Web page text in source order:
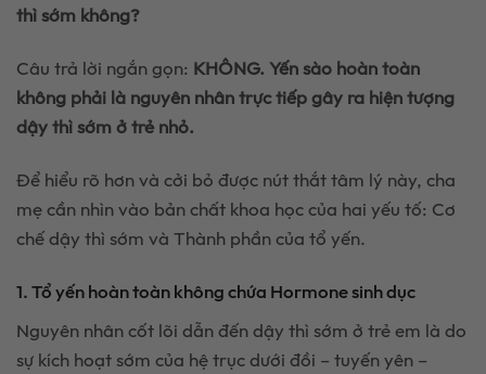
thì sớm không?
Câu trả lời ngắn gọn: KHÔNG. Yến sào hoàn toàn
không phải là nguyên nhân trực tiếp gây ra hiện tượng
dậy thì sớm ở trẻ nhỏ.
Để hiểu rõ hơn và cởi bỏ được nút thắt tâm lý này, cha
mẹ cần nhìn vào bản chất khoa học của hai yếu tố: Cơ
chế dậy thì sớm và Thành phần của tổ yến.
1. Tổ yến hoàn toàn không chứa Hormone sinh dục
Nguyên nhân cốt lõi dẫn đến dậy thì sớm ở trẻ em là do
sự kích hoạt sớm của hệ trục dưới đồi – tuyến yên –